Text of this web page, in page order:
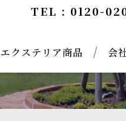
TEL : 0120-
エクステリア商品 会